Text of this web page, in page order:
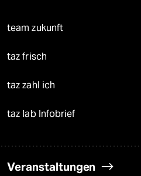
team zukunft
taz frisch
taz zahl ich
taz lab Infobrief
Veranstaltungen